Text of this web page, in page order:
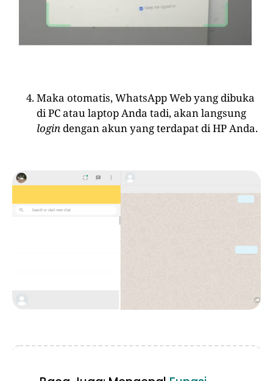
Maka otomatis, WhatsApp Web yang dibuka
di PC atau laptop Anda tadi, akan langsung
login dengan akun yang terdapat di HP Anda.